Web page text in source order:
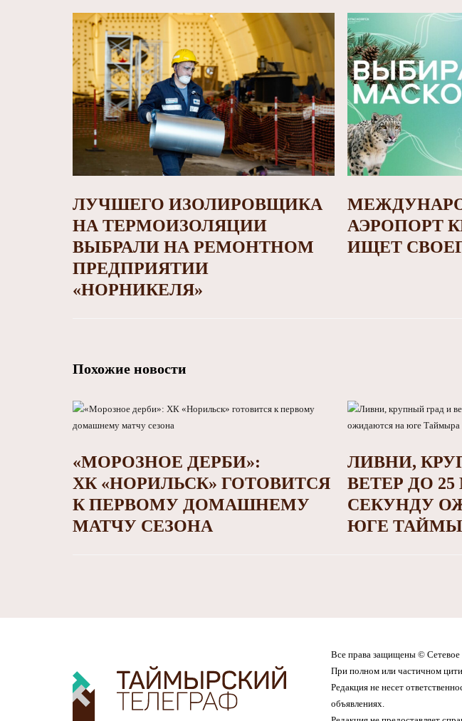
ЛУЧШЕГО ИЗОЛИРОВЩИКА
НА ТЕРМОИЗОЛЯЦИИ
ВЫБРАЛИ НА РЕМОНТНОМ
ПРЕДПРИЯТИИ
«НОРНИКЕЛЯ»
АЭРОПОРТ
ИЩЕТ
Похожие новости
«МОРОЗНОЕ ДЕРБИ»:
ХК «НОРИЛЬСК» ГОТОВИТСЯ
К ПЕРВОМУ ДОМАШНЕМУ
МАТЧУ СЕЗОНА
ЛИВНИ,
ВЕТЕР ДО
СЕКУНДУ
ЮГЕ
Все права защищены © Сетевое
При полном или частичном
Редакция не несет
объявлениях.